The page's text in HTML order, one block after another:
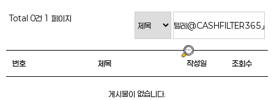
Total 0건 1 페이지
번호 제목 작성일 조회수
게시물이 없습니다.